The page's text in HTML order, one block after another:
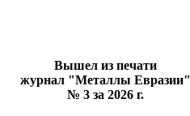
Вышел из печати
журнал "Металлы Евразии"
№ 3 за 2026 г.